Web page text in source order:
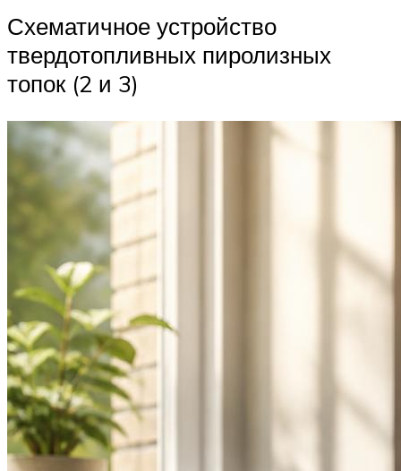
Схематичное устройство
твердотопливных пиролизных
топок (2 и 3)